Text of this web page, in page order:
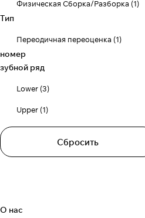
Физическая Сборка/Разборка (1)
Тип
Переодичная переоценка (1)
номер
зубной ряд
Lower (3)
Upper (1)
Сбросить
О нас